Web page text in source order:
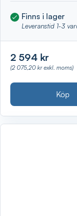
Finns i lager
Leveranstid 1-3
2 594 kr
(2 075,20 kr exkl. moms)
Köp